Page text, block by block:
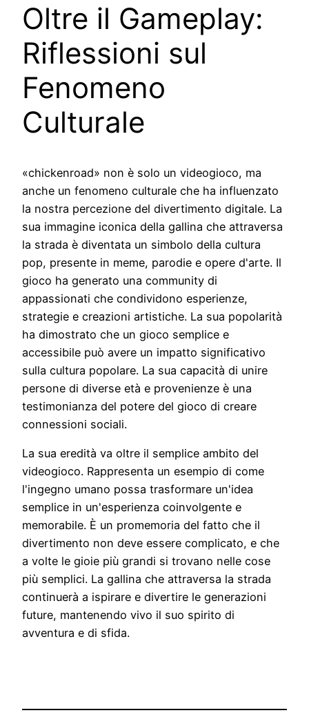
Oltre il Gameplay:
Riflessioni sul
Fenomeno
Culturale
«chickenroad» non è solo un videogioco, ma
anche un fenomeno culturale che ha influenzato
la nostra percezione del divertimento digitale. La
sua immagine iconica della gallina che attraversa
la strada è diventata un simbolo della cultura
pop, presente in meme, parodie e opere d'arte. Il
gioco ha generato una community di
appassionati che condividono esperienze,
strategie e creazioni artistiche. La sua popolarità
ha dimostrato che un gioco semplice e
accessibile può avere un impatto significativo
sulla cultura popolare. La sua capacità di unire
persone di diverse età e provenienze è una
testimonianza del potere del gioco di creare
connessioni sociali.
La sua eredità va oltre il semplice ambito del
videogioco. Rappresenta un esempio di come
l'ingegno umano possa trasformare un'idea
semplice in un'esperienza coinvolgente e
memorabile. È un promemoria del fatto che il
divertimento non deve essere complicato, e che
a volte le gioie più grandi si trovano nelle cose
più semplici. La gallina che attraversa la strada
continuerà a ispirare e divertire le generazioni
future, mantenendo vivo il suo spirito di
avventura e di sfida.